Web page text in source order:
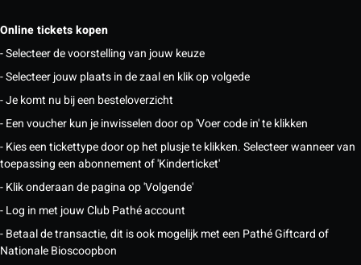
Online tickets kopen
- Selecteer de voorstelling van jouw keuze
- Selecteer jouw plaats in de zaal en klik op volgede
- Je komt nu bij een besteloverzicht
- Een voucher kun je inwisselen door op 'Voer code in' te klikken
- Kies een tickettype door op het plusje te klikken. Selecteer wanneer van
toepassing een abonnement of 'Kinderticket'
- Klik onderaan de pagina op 'Volgende'
- Log in met jouw Club Pathé account
- Betaal de transactie, dit is ook mogelijk met een Pathé Giftcard of
Nationale Bioscoopbon